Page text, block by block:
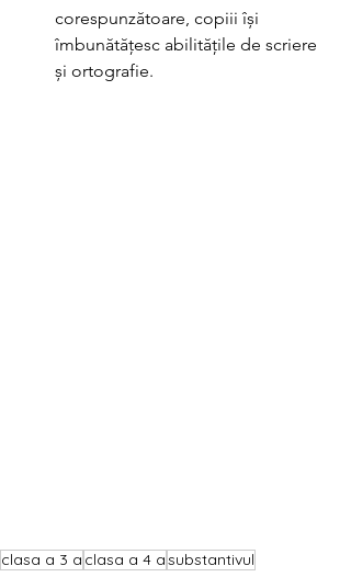
corespunzătoare, copiii își
îmbunătățesc abilitățile de scriere
și ortografie.
clasa a 3 a clasa a 4 asubstantivul